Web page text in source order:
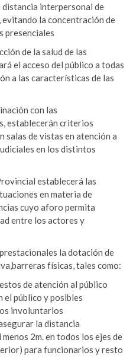
distancia interpersonal de
evitando la concentración de
presenciales
de la salud de las
el acceso del público a todas
a las características de las
con las
establecerán criterios
salas de vistas en atención a
en los distintos
establecerá las
en materia de
cuyo aforo permita
entre los actores y
la dotación de
físicas, tales como:
de atención al público
público y posibles
involuntarios
la distancia
2m. en todos los ejes de
para funcionarios y resto